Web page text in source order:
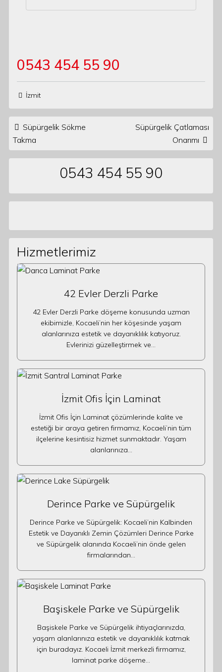
0543 454 55 90
İzmit
Post navigation
Süpürgelik Sökme
Takma
Süpürgelik Çatlaması
Onarımı
0543 454 55 90
Hizmetlerimiz
42 Evler Derzli Parke
42 Evler Derzli Parke döşeme konusunda uzman
ekibimizle, Kocaeli’nin her köşesinde yaşam
alanlarınıza estetik ve dayanıklılık katıyoruz.
Evlerinizi güzelleştirmek ve…
İzmit Ofis İçin Laminat
İzmit Ofis İçin Laminat çözümlerinde kalite ve
estetiği bir araya getiren firmamız, Kocaeli’nin tüm
ilçelerine kesintisiz hizmet sunmaktadır. Yaşam
alanlarınıza…
Derince Parke ve Süpürgelik
Derince Parke ve Süpürgelik: Kocaeli’nin Kalbinden
Estetik ve Dayanıklı Zemin Çözümleri Derince Parke
ve Süpürgelik alanında Kocaeli’nin önde gelen
firmalarından…
Başiskele Parke ve Süpürgelik
Başiskele Parke ve Süpürgelik ihtiyaçlarınızda,
yaşam alanlarınıza estetik ve dayanıklılık katmak
için buradayız. Kocaeli İzmit merkezli firmamız,
laminat parke döşeme…